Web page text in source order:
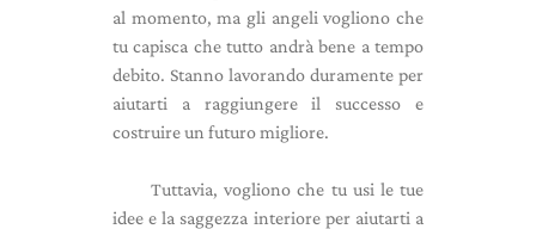
al momento, ma gli angeli vogliono che
tu capisca che tutto andrà bene a tempo
debito. Stanno lavorando duramente per
aiutarti a raggiungere il successo e
costruire un futuro migliore.
Tuttavia, vogliono che tu usi le tue
idee e la saggezza interiore per aiutarti a